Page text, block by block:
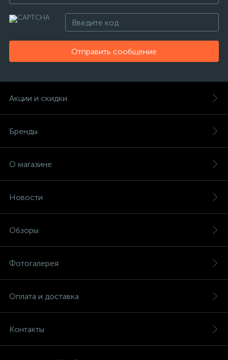
Отправить сообщение
Акции и скидки
Бренды
О магазине
Новости
Обзоры
Фотогалерея
Оплата и доставка
Контакты